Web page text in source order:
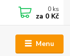
Menu
0 ks
za 0 Kč